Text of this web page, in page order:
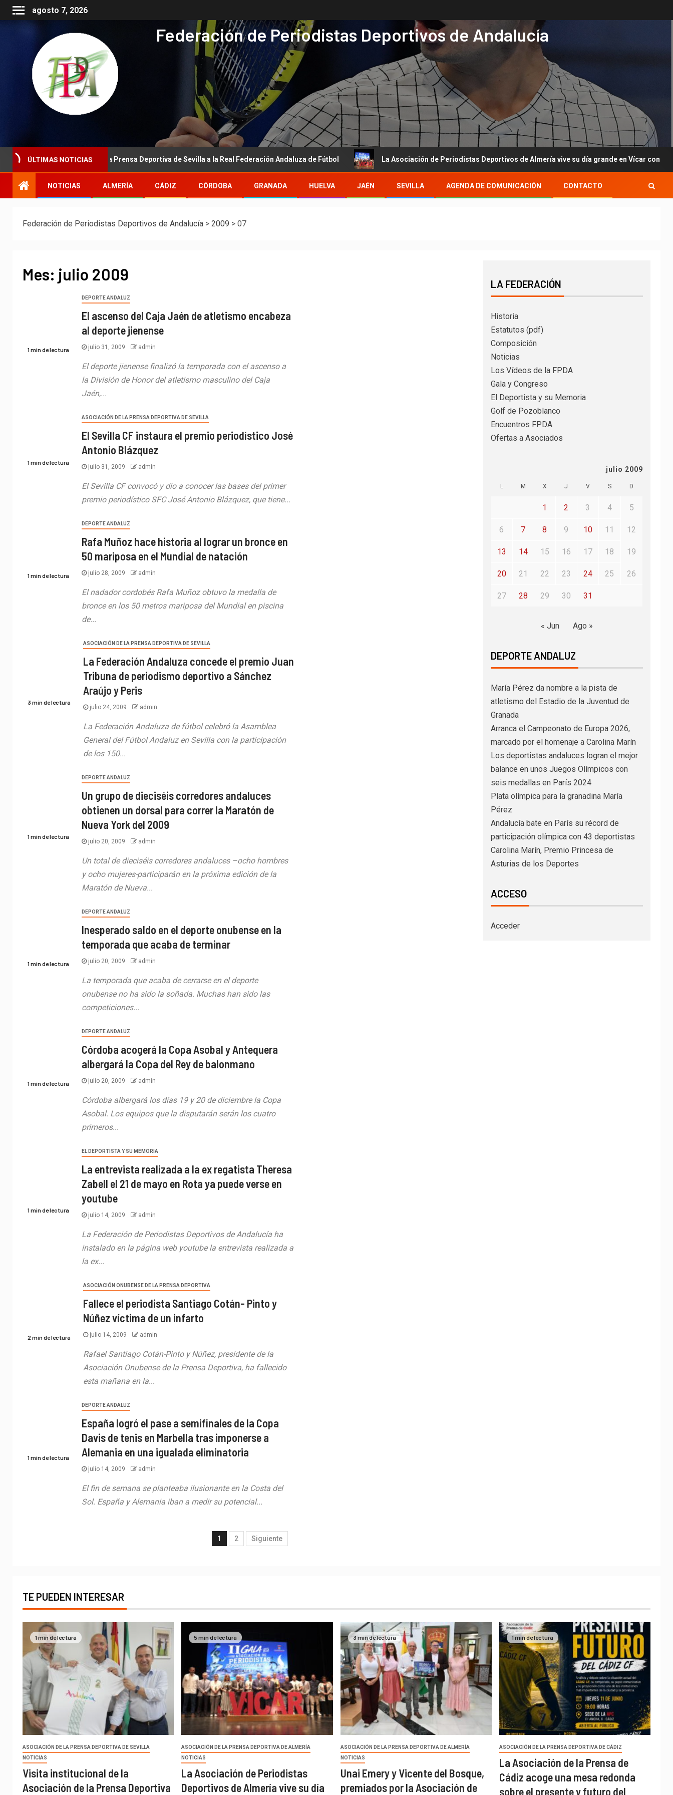
agosto 7, 2026
Federación de Periodistas Deportivos de Andalucía
ÚLTIMAS NOTICIAS
la Asociación de la Prensa Deportiva de Sevilla a la Real Federación Andaluza de Fútbol La Asociación de Periodistas Deportivos de Almería vive su día grande en Vícar con su gala anual
NOTICIAS ALMERÍA CÁDIZ CÓRDOBA GRANADA HUELVA JAÉN SEVILLA AGENDA DE COMUNICACIÓN CONTACTO
Federación de Periodistas Deportivos de Andalucía > 2009 > 07
Mes: julio 2009
1 min de lectura
DEPORTE ANDALUZ
El ascenso del Caja Jaén de atletismo encabeza
al deporte jienense
julio 31, 2009 admin
El deporte jienense finalizó la temporada con el ascenso a
la División de Honor del atletismo masculino del Caja
Jaén,...
1 min de lectura
ASOCIACIÓN DE LA PRENSA DEPORTIVA DE SEVILLA
El Sevilla CF instaura el premio periodístico José
Antonio Blázquez
julio 31, 2009 admin
El Sevilla CF convocó y dio a conocer las bases del primer
premio periodístico SFC José Antonio Blázquez, que tiene...
1 min de lectura
DEPORTE ANDALUZ
Rafa Muñoz hace historia al lograr un bronce en
50 mariposa en el Mundial de natación
julio 28, 2009 admin
El nadador cordobés Rafa Muñoz obtuvo la medalla de
bronce en los 50 metros mariposa del Mundial en piscina
de...
3 min de lectura
ASOCIACIÓN DE LA PRENSA DEPORTIVA DE SEVILLA
La Federación Andaluza concede el premio Juan
Tribuna de periodismo deportivo a Sánchez
Araújo y Peris
julio 24, 2009 admin
La Federación Andaluza de fútbol celebró la Asamblea
General del Fútbol Andaluz en Sevilla con la participación
de los 150...
1 min de lectura
DEPORTE ANDALUZ
Un grupo de dieciséis corredores andaluces
obtienen un dorsal para correr la Maratón de
Nueva York del 2009
julio 20, 2009 admin
Un total de dieciséis corredores andaluces –ocho hombres
y ocho mujeres-participarán en la próxima edición de la
Maratón de Nueva...
1 min de lectura
DEPORTE ANDALUZ
Inesperado saldo en el deporte onubense en la
temporada que acaba de terminar
julio 20, 2009 admin
La temporada que acaba de cerrarse en el deporte
onubense no ha sido la soñada. Muchas han sido las
competiciones...
1 min de lectura
DEPORTE ANDALUZ
Córdoba acogerá la Copa Asobal y Antequera
albergará la Copa del Rey de balonmano
julio 20, 2009 admin
Córdoba albergará los días 19 y 20 de diciembre la Copa
Asobal. Los equipos que la disputarán serán los cuatro
primeros...
1 min de lectura
EL DEPORTISTA Y SU MEMORIA
La entrevista realizada a la ex regatista Theresa
Zabell el 21 de mayo en Rota ya puede verse en
youtube
julio 14, 2009 admin
La Federación de Periodistas Deportivos de Andalucía ha
instalado en la página web youtube la entrevista realizada a
la ex...
2 min de lectura
ASOCIACIÓN ONUBENSE DE LA PRENSA DEPORTIVA
Fallece el periodista Santiago Cotán- Pinto y
Núñez víctima de un infarto
julio 14, 2009 admin
Rafael Santiago Cotán-Pinto y Núñez, presidente de la
Asociación Onubense de la Prensa Deportiva, ha fallecido
esta mañana en la...
1 min de lectura
DEPORTE ANDALUZ
España logró el pase a semifinales de la Copa
Davis de tenis en Marbella tras imponerse a
Alemania en una igualada eliminatoria
julio 14, 2009 admin
El fin de semana se planteaba ilusionante en la Costa del
Sol. España y Alemania iban a medir su potencial...
1 2 Siguiente
LA FEDERACIÓN
Historia
Estatutos (pdf)
Composición
Noticias
Los Vídeos de la FPDA
Gala y Congreso
El Deportista y su Memoria
Golf de Pozoblanco
Encuentros FPDA
Ofertas a Asociados
julio 2009
L M X J V S D
1 2 3 4 5
6 7 8 9 10 11 12
13 14 15 16 17 18 19
20 21 22 23 24 25 26
27 28 29 30 31
« Jun Ago »
DEPORTE ANDALUZ
María Pérez da nombre a la pista de
atletismo del Estadio de la Juventud de
Granada
Arranca el Campeonato de Europa 2026,
marcado por el homenaje a Carolina Marín
Los deportistas andaluces logran el mejor
balance en unos Juegos Olímpicos con
seis medallas en París 2024
Plata olímpica para la granadina María
Pérez
Andalucía bate en París su récord de
participación olímpica con 43 deportistas
Carolina Marín, Premio Princesa de
Asturias de los Deportes
ACCESO
Acceder
TE PUEDEN INTERESAR
1 min de lectura
ASOCIACIÓN DE LA PRENSA DEPORTIVA DE SEVILLA
NOTICIAS
Visita institucional de la
Asociación de la Prensa Deportiva
5 min de lectura
ASOCIACIÓN DE LA PRENSA DEPORTIVA DE ALMERÍA
NOTICIAS
La Asociación de Periodistas
Deportivos de Almería vive su día
3 min de lectura
ASOCIACIÓN DE LA PRENSA DEPORTIVA DE ALMERÍA
NOTICIAS
Unai Emery y Vicente del Bosque,
premiados por la Asociación de
1 min de lectura
ASOCIACIÓN DE LA PRENSA DEPORTIVA DE CÁDIZ
La Asociación de la Prensa de
Cádiz acoge una mesa redonda
sobre el presente y futuro del